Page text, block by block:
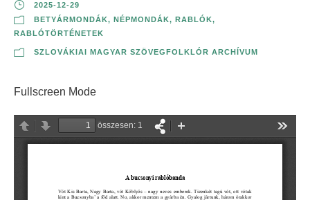
2025-12-29
BETYÁRMONDÁK, NÉPMONDÁK, RABLÓK,
RABLÓTÖRTÉNETEK
SZLOVÁKIAI MAGYAR SZÖVEGFOLKLÓR ARCHÍVUM
Fullscreen Mode